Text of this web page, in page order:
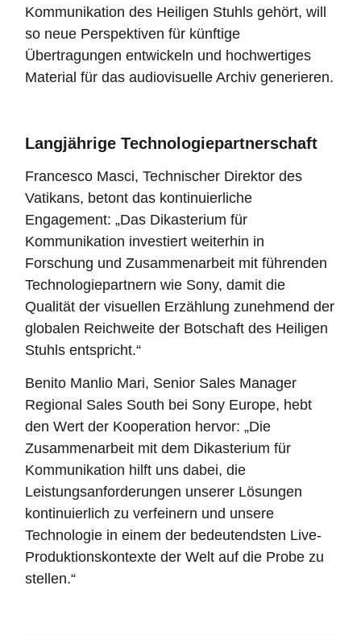
Kommunikation des Heiligen Stuhls gehört, will
so neue Perspektiven für künftige
Übertragungen entwickeln und hochwertiges
Material für das audiovisuelle Archiv generieren.
Langjährige Technologiepartnerschaft
Francesco Masci, Technischer Direktor des
Vatikans, betont das kontinuierliche
Engagement: „Das Dikasterium für
Kommunikation investiert weiterhin in
Forschung und Zusammenarbeit mit führenden
Technologiepartnern wie Sony, damit die
Qualität der visuellen Erzählung zunehmend der
globalen Reichweite der Botschaft des Heiligen
Stuhls entspricht.“
Benito Manlio Mari, Senior Sales Manager
Regional Sales South bei Sony Europe, hebt
den Wert der Kooperation hervor: „Die
Zusammenarbeit mit dem Dikasterium für
Kommunikation hilft uns dabei, die
Leistungsanforderungen unserer Lösungen
kontinuierlich zu verfeinern und unsere
Technologie in einem der bedeutendsten Live-
Produktionskontexte der Welt auf die Probe zu
stellen.“